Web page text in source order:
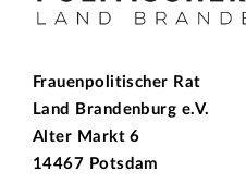
Frauenpolitischer Rat
Land Brandenburg e.V.
Alter Markt 6
14467 Potsdam